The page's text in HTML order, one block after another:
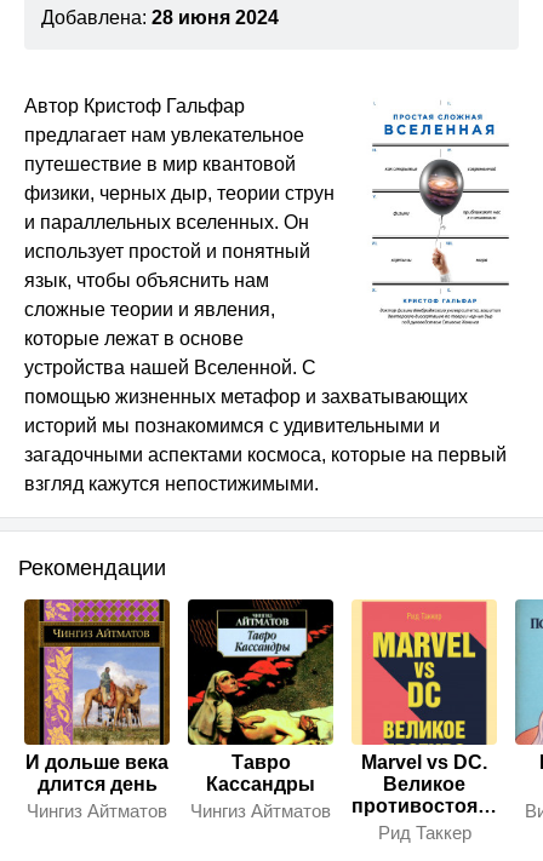
Добавлена: 28 июня 2024
Автор Кристоф Гальфар
предлагает нам увлекательное
путешествие в мир квантовой
физики, черных дыр, теории струн
и параллельных вселенных. Он
использует простой и понятный
язык, чтобы объяснить нам
сложные теории и явления,
которые лежат в основе
устройства нашей Вселенной. С
помощью жизненных метафор и захватывающих
историй мы познакомимся с удивительными и
загадочными аспектами космоса, которые на первый
взгляд кажутся непостижимыми.
Рекомендации
И дольше века
длится день
Чингиз Айтматов
Тавро
Кассандры
Чингиз Айтматов
Marvel vs DC.
Великое
противостояние
двух
вселенных
Рид Таккер